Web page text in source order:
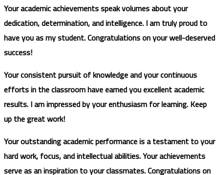
Your academic achievements speak volumes about your
dedication, determination, and intelligence. I am truly proud to
have you as my student. Congratulations on your well-deserved
success!
Your consistent pursuit of knowledge and your continuous
efforts in the classroom have earned you excellent academic
results. I am impressed by your enthusiasm for learning. Keep
up the great work!
Your outstanding academic performance is a testament to your
hard work, focus, and intellectual abilities. Your achievements
serve as an inspiration to your classmates. Congratulations on